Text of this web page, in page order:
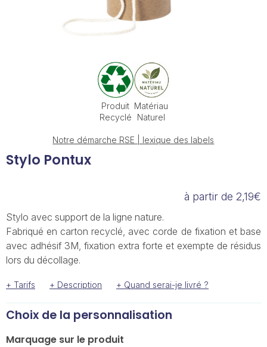
Produit
Recyclé
Matériau
Naturel
Notre démarche RSE | lexique des labels
Stylo Pontux
à partir de 2,19€
Stylo avec support de la ligne nature.
Fabriqué en carton recyclé, avec corde de fixation et base
avec adhésif 3M, fixation extra forte et exempte de résidus
lors du décollage.
+ Tarifs + Description + Quand serai-je livré ?
Choix de la personnalisation
Marquage sur le produit